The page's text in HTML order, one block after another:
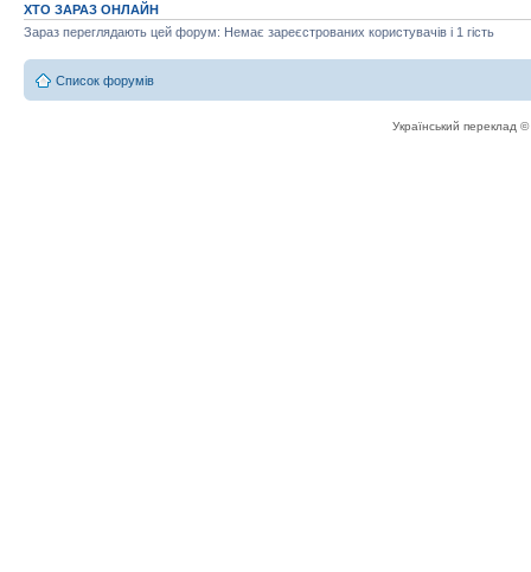
ХТО ЗАРАЗ ОНЛАЙН
Зараз переглядають цей форум: Немає зареєстрованих користувачів і 1 гість
Список форумів
Український переклад